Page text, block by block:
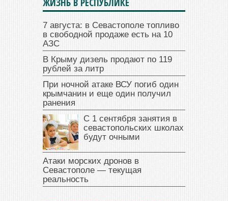
7 августа: в Севастополе топливо
в свободной продаже есть на 10
АЗС
В Крыму дизель продают по 119
рублей за литр
При ночной атаке ВСУ погиб один
крымчанин и еще один получил
ранения
С 1 сентября занятия в
севастопольских школах
будут очными
Атаки морских дронов в
Севастополе — текущая
реальность